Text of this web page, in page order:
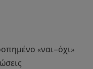
«ναι–όχι»